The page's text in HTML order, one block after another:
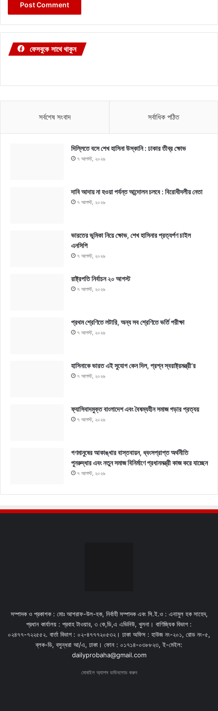
ফেসবুকে সাথে থাকুন
সর্বশেষ সংবাদ সর্বাধিক পঠিত
দিল্লিতে বসে শেখ হাসিনা উস্কানি : ঢাকার তীব্র ক্ষোভ
৭ আগস্ট, ২০২৬
দাবি আদায় না হওয়া পর্যন্ত আন্দোলন চলবে : বিরোধীদলীয় নেতা
৭ আগস্ট, ২০২৬
ভারতের ভূমিকা নিয়ে ক্ষোভ, শেখ হাসিনার প্রত্যর্পণ চাইল
এনসিপি
৭ আগস্ট, ২০২৬
রাষ্ট্রপতি নির্বাচন ২০ আগস্ট
৭ আগস্ট, ২০২৬
প্রথম শ্রেণিতে লটারি, অন্য সব শ্রেণিতে ভর্তি পরীক্ষা
৭ আগস্ট, ২০২৬
হাসিনাকে ভারত এই সুযোগ কেন দিল, প্রশ্ন স্বরাষ্ট্রমন্ত্রী’র
৭ আগস্ট, ২০২৬
ফ্যাসিবাদমুক্ত বাংলাদেশ এবং বৈষম্যহীন সমাজ গড়ার প্রত্যয়
৭ আগস্ট, ২০২৬
গণমানুষের আকাঙ্খার বাস্তবায়ন, ধ্বংসপ্রাপ্ত অর্থনীতি
পুনরুদ্ধার এবং নতুন সমাজ বিনির্মাণে প্রধানমন্ত্রী কাজ করে যাচ্ছেন
৭ আগস্ট, ২০২৬
সম্পাদক ও প্রকাশক : মোঃ আশরাফ-উল-হক, নির্বাহী সম্পাদক এবং সি.ই.ও : এনামুল হক সাহেদ,
প্রধান কার্যালয় : প্রবাহ টাওয়ার, ৩ কে,ডি,এ এভিনিউ, খুলনা। বাণিজ্যিক বিভাগ :
০২৪৭৭-৭২২৫৫২. বার্তা বিভাগ : ০২-৪৭৭৭২০৫৩২। ঢাকা অফিস : হাউজ নং-২০১, রোড নং-৫,
ব্লক-ডি, বসুন্ধরা আ/এ, ঢাকা। ফোন : ০১৭১৪-০৩৮৮২৩, ই-মেইল:
dailyprobaha@gmail.com
মোবাইল অ্যাপস ডাউনলোড করুন